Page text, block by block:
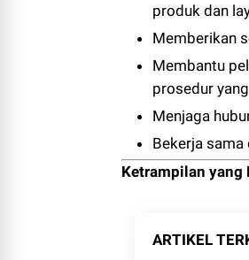
produk dan
Memberikan
Membantu
prosedur
Menjaga
Bekerja
Ketrampilan yang
ARTIKEL